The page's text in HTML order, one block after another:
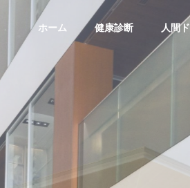
ホーム 健康診断 人間